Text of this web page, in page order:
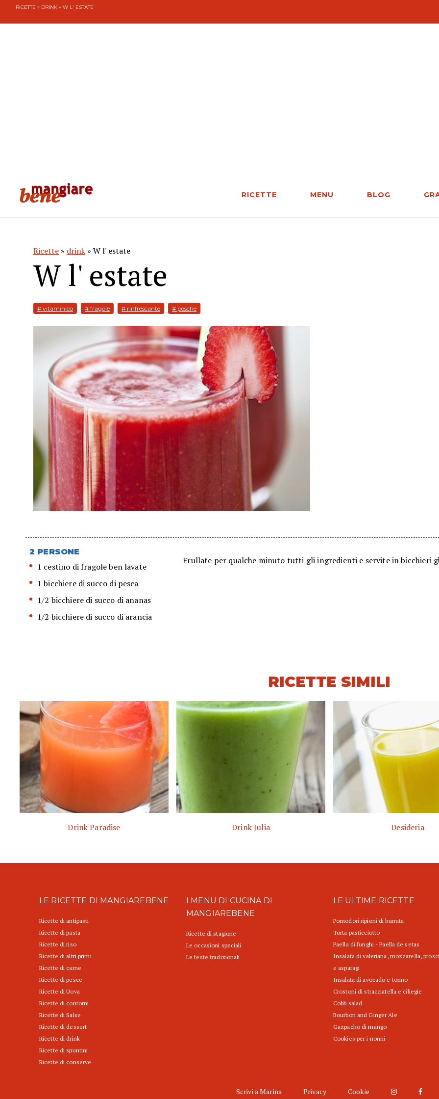
RICETTE » DRINK » W L' ESTATE
RICETTE MENU BLOG
Ricette » drink » W l' estate
W l' estate
# vitaminico # fragole # rinfrescante # pesche
2 PERSONE
1 cestino di fragole ben lavate
1 bicchiere di succo di pesca
1/2 bicchiere di succo di ananas
1/2 bicchiere di succo di arancia
Frullate per qualche minuto tutti gli ingredienti e servite in bicchieri
RICETTE SIMILI
Drink Paradise Drink Julia Desideria
LE RICETTE DI MANGIAREBENE
Ricette di antipasti
Ricette di pasta
Ricette di riso
Ricette di altri primi
Ricette di carne
Ricette di pesce
Ricette di Uova
Ricette di contorni
Ricette di Salse
Ricette di dessert
Ricette di drink
Ricette di spuntini
Ricette di conserve
I MENU DI CUCINA DI
MANGIAREBENE
Ricette di stagione
Le occasioni speciali
Le feste tradizionali
LE ULTIME RICETTE
Pomodori ripieni di burrata
Torta pasticciotto
Paella di funghi - Paella de setas
Insalata di valeriana, mozzarella,
e asparagi
Insalata di avocado e tonno
Crostoni di stracciatella e ciliegie
Cobb salad
Bourbon and Ginger Ale
Gazpacho di mango
Cookies per i nonni
Scrivi a Marina Privacy Cookie